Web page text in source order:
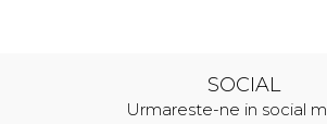
SOCIAL
Urmareste-ne in social